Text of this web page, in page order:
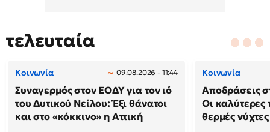
τελευταία
Κοινωνία 09.08.2026 - 11:44
Συναγερμός στον ΕΟΔΥ για τον ιό
του Δυτικού Νείλου: Έξι θάνατοι
και στο «κόκκινο» η Αττική
Κοινωνία
Αποδράσεις
Οι καλύτερες
θερμές